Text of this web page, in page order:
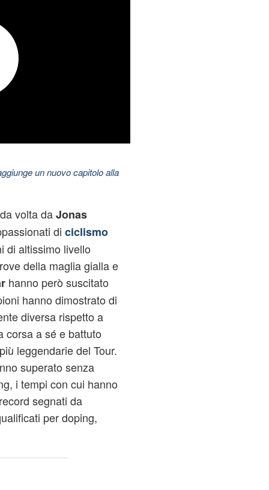
un nuovo capitolo alla
volta daJonas
di ciclismo
di altissimo livello
della maglia gialla e
hanno però suscitato
hanno dimostrato di
diversa rispetto a
corsa a sé e battuto
leggendarie del Tour.
superato senza
i tempi con cui hanno
segnati da
per doping,